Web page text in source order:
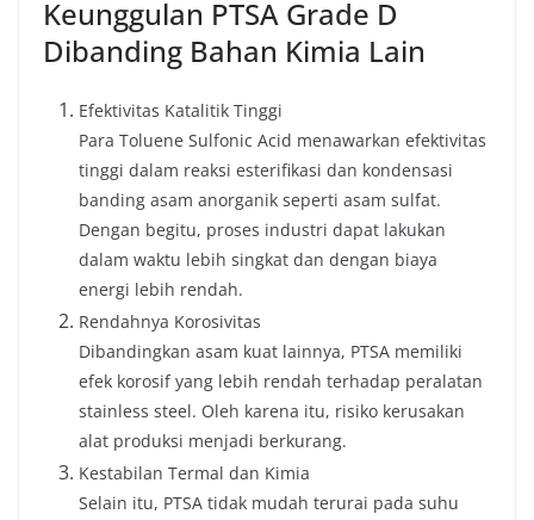
Keunggulan PTSA Grade D
Dibanding Bahan Kimia Lain
Efektivitas Katalitik Tinggi
Para Toluene Sulfonic Acid menawarkan efektivitas
tinggi dalam reaksi esterifikasi dan kondensasi
banding asam anorganik seperti asam sulfat.
Dengan begitu, proses industri dapat lakukan
dalam waktu lebih singkat dan dengan biaya
energi lebih rendah.
Rendahnya Korosivitas
Dibandingkan asam kuat lainnya, PTSA memiliki
efek korosif yang lebih rendah terhadap peralatan
stainless steel. Oleh karena itu, risiko kerusakan
alat produksi menjadi berkurang.
Kestabilan Termal dan Kimia
Selain itu, PTSA tidak mudah terurai pada suhu